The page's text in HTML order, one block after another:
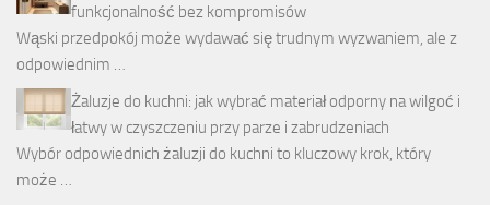
funkcjonalność bez kompromisów
Wąski przedpokój może wydawać się trudnym wyzwaniem, ale z
odpowiednim …
Żaluzje do kuchni: jak wybrać materiał odporny na wilgoć i
łatwy w czyszczeniu przy parze i zabrudzeniach
Wybór odpowiednich żaluzji do kuchni to kluczowy krok, który
może …